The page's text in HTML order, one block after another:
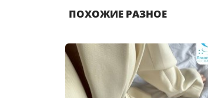
ПОХОЖИЕ РАЗНОЕ